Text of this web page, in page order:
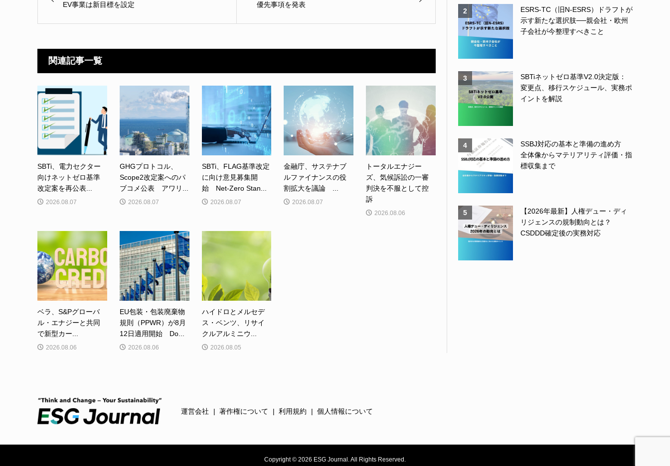
EV事業は新目標を設定
優先事項を発表
関連記事一覧
SBTi、電力セクター
向けネットゼロ基準
改定案を再公表...
2026.08.07
GHGプロトコル、
Scope2改定案へのパ
ブコメ公表 アワリ...
2026.08.07
SBTi、FLAG基準改定
に向け意見募集開
始 Net-Zero Stan...
2026.08.07
金融庁、サステナブ
ルファイナンスの役
割拡大を議論 ...
2026.08.07
トータルエナジー
ズ、気候訴訟の一審
判決を不服として控
訴
2026.08.06
ベラ、S&Pグローバ
ル・エナジーと共同
で新型カー...
2026.08.06
EU包装・包装廃棄物
規則（PPWR）が8月
12日適用開始 Do...
2026.08.06
ハイドロとメルセデ
ス・ベンツ、リサイ
クルアルミニウ...
2026.08.05
2
ESRS-TC（旧N-ESRS）ドラフトが
示す新たな選択肢──親会社・欧州
子会社が今整理すべきこと
3
SBTiネットゼロ基準V2.0決定版：
変更点、移行スケジュール、実務ポ
イントを解説
4
SSBJ対応の基本と準備の進め方
全体像からマテリアリティ評価・指
標収集まで
5
【2026年最新】人権デュー・ディ
リジェンスの規制動向とは？
CSDDD確定後の実務対応
運営会社 著作権について 利用規約 個人情報について
Copyright © 2026 ESG Journal. All Rights Reserved.